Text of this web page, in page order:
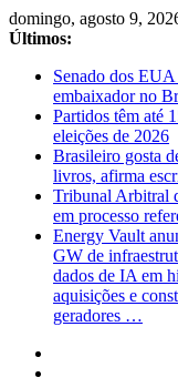
Pular
para
conteúdo
domingo, agosto 9,
Últimos:
Senado dos
embaixador no
Partidos têm até
eleições de 2026
Brasileiro gosta
livros, afirma
Tribunal Arbitral
em processo
Energy Vault
GW de
dados de IA em
aquisições e
geradores …